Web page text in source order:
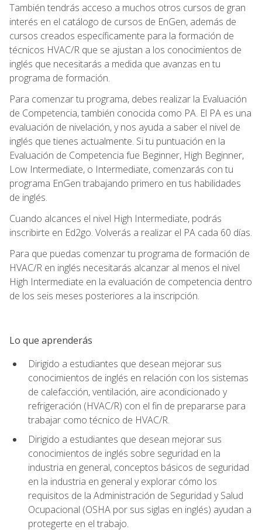
También tendrás acceso a muchos otros cursos de gran
interés en el catálogo de cursos de EnGen, además de
cursos creados específicamente para la formación de
técnicos HVAC/R que se ajustan a los conocimientos de
inglés que necesitarás a medida que avanzas en tu
programa de formación.
Para comenzar tu programa, debes realizar la Evaluación
de Competencia, también conocida como PA. El PA es una
evaluación de nivelación, y nos ayuda a saber el nivel de
inglés que tienes actualmente. Si tu puntuación en la
Evaluación de Competencia fue Beginner, High Beginner,
Low Intermediate, o Intermediate, comenzarás con tu
programa EnGen trabajando primero en tus habilidades
de inglés.
Cuando alcances el nivel High Intermediate, podrás
inscribirte en Ed2go. Volverás a realizar el PA cada 60 días.
Para que puedas comenzar tu programa de formación de
HVAC/R en inglés necesitarás alcanzar al menos el nivel
High Intermediate en la evaluación de competencia dentro
de los seis meses posteriores a la inscripción.
Lo que aprenderás
Dirigido a estudiantes que desean mejorar sus
conocimientos de inglés en relación con los sistemas
de calefacción, ventilación, aire acondicionado y
refrigeración (HVAC/R) con el fin de prepararse para
trabajar como técnico de HVAC/R.
Dirigido a estudiantes que desean mejorar sus
conocimientos de inglés sobre seguridad en la
industria en general, conceptos básicos de seguridad
en la industria en general y explorar cómo los
requisitos de la Administración de Seguridad y Salud
Ocupacional (OSHA por sus siglas en inglés) ayudan a
protegerte en el trabajo.